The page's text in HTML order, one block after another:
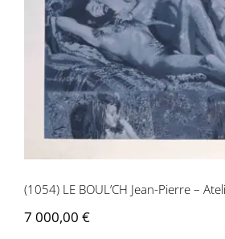
(1054) LE BOUL’CH Jean-
Ludique (4)
(1054) LE BOUL’CH Jean-Pierre –
7 000,00 €